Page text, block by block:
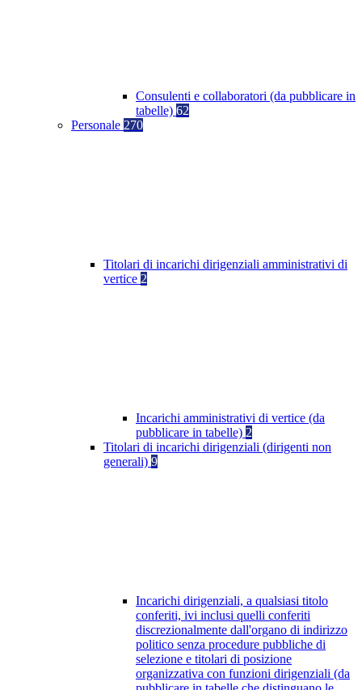
Consulenti e collaboratori (da pubblicare in
tabelle) 62
Personale 270
Titolari di incarichi dirigenziali amministrativi di
vertice 2
Incarichi amministrativi di vertice (da
pubblicare in tabelle) 2
Titolari di incarichi dirigenziali (dirigenti non
generali) 9
Incarichi dirigenziali, a qualsiasi titolo
conferiti, ivi inclusi quelli conferiti
discrezionalmente dall'organo di indirizzo
politico senza procedure pubbliche di
selezione e titolari di posizione
organizzativa con funzioni dirigenziali (da